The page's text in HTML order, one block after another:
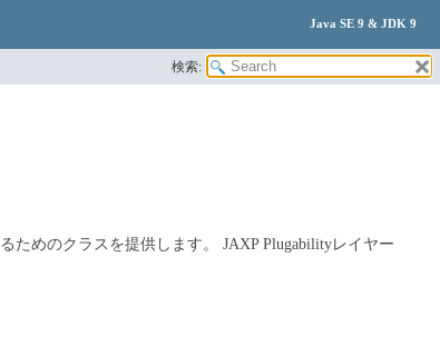
Java SE 9 & JDK 9
検索:
ためのクラスを提供します。
JAXP Plugabilityレイヤー